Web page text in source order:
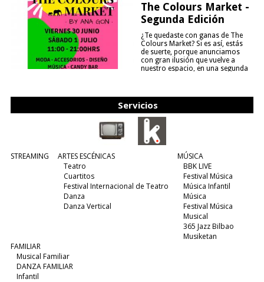
The Colours Market -
Segunda Edición
¿Te quedaste con ganas de The
Colours Market? Si es así, estás
de suerte, porque anunciamos
con gran ilusión que vuelve a
nuestro espacio, en una segunda
Servicios
STREAMING
ARTES ESCÉNICAS
Teatro
Cuartitos
Festival Internacional de Teatro
Danza
Danza Vertical
MÚSICA
BBK LIVE
Festival Música
Música Infantil
Música
Festival Música
Musical
365 Jazz Bilbao
Musiketan
FAMILIAR
Musical Familiar
DANZA FAMILIAR
Infantil